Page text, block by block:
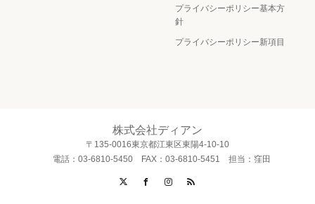
プライバシーポリシー基本方
針
プライバシーポリシー新項目
株式会社ディアン
〒135-0016東京都江東区東陽4-10-10
電話：03-6810-5450 FAX：03-6810-5451 担当：窪田
FacebookInstagram